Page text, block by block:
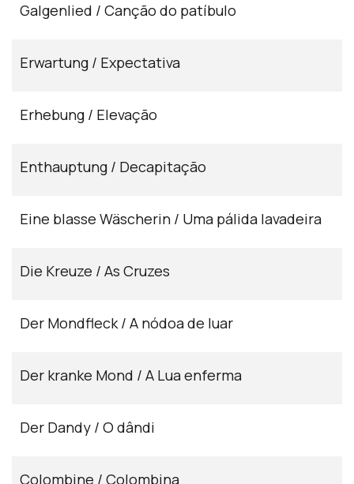
Galgenlied / Canção do patíbulo
Erwartung / Expectativa
Erhebung / Elevação
Enthauptung / Decapitação
Eine blasse Wäscherin / Uma pálida lavadeira
Die Kreuze / As Cruzes
Der Mondfleck / A nódoa de luar
Der kranke Mond / A Lua enferma
Der Dandy / O dândi
Colombine / Colombina